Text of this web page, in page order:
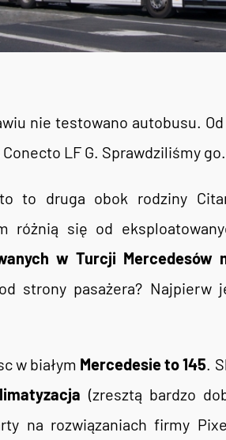
nie testowano autobusu.
LF G. Sprawdziliśmy go.
to druga obok rodziny
różnią się od
w Turcji Mercedesów
strony pasażera? Najpierw
w białym Mercedesie to 145.
(zresztą bardzo
na rozwiązaniach firmy